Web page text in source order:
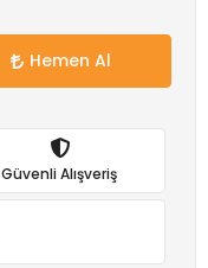
Hemen Al
Güvenli Alışveriş